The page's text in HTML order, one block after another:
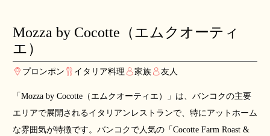
Mozza by Cocotte（エムクオーティ
エ）
プロンポン イタリア料理 家族 友人
「Mozza by Cocotte（エムクオーティエ）」は、バンコクの主要
エリアで展開されるイタリアンレストランで、特にアットホーム
な雰囲気が特徴です。バンコクで人気の「Cocotte Farm Roast &